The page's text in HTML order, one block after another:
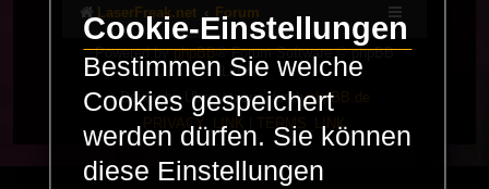
LaserFreak.net Forum
Powered byphpBB® Forum Software © phpBB
Limited
Deutsche Übersetzung durchphpBB.de
PRIVACY_LINK
TERMS_LINK
Cookie-Einstellungen
Bestimmen Sie welche
Cookies gespeichert
werden dürfen. Sie können
diese Einstellungen